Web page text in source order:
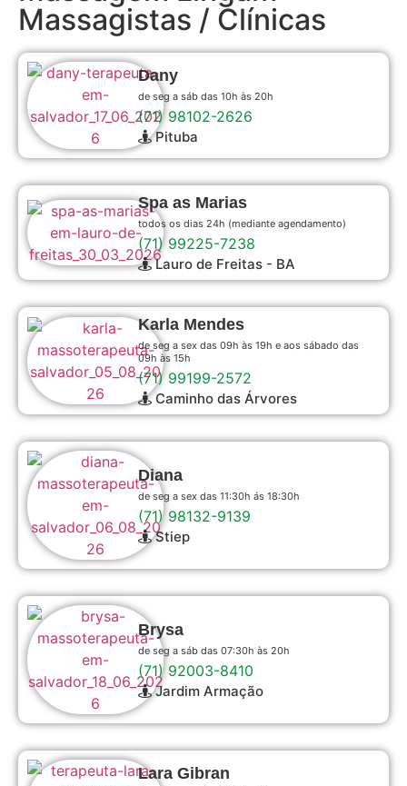
Massagistas / Clínicas
Dany
de seg a sáb das 10h às 20h
(71) 98102-2626
Pituba
Spa as Marias
todos os dias 24h (mediante agendamento)
(71) 99225-7238
Lauro de Freitas - BA
Karla Mendes
de seg a sex das 09h às 19h e aos sábado das
09h às 15h
(71) 99199-2572
Caminho das Árvores
Diana
de seg a sex das 11:30h ás 18:30h
(71) 98132-9139
Stiep
Brysa
de seg a sáb das 07:30h às 20h
(71) 92003-8410
Jardim Armação
Lara Gibran